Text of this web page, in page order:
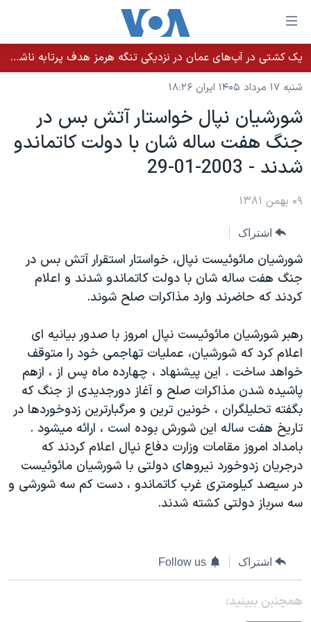
لینکهای
قابل
دسترسی
جهش
محتوای
اصلی
جهش
به
صفحه
جهش
جستجو
خانه
نسخه سبک وب‌سایت
موضوع ها
ایران
آمریکا
جهان
ویژه برنامه‌ها
ویدیوها
حقوق شهروندی
اقتصادی
علم و فناوری
اسرائیل در جنگ
گالری عکس
آرشیو پخش زنده
برنامه های تلویزیونی
جدول برنامه ها
صفحه‌های ویژه
۲۵۰سالگی آمریکا
بایگانی برنامه‌های تلویزیونی
انتخابات ریاست جمهوری آمریکا ۲۰۲۴
حمله جمهوری اسلامی به اسرائیل
رمز مهسا
ورزش زنان در ایران
اعتراضات زن، زندگی، آزادی
مجموعه مستندهای دادخواهی
تریبونال مردمی آبان ۹۸
اعتراضات مردمی آبان ۹۸
فرکانس‌های صدای آمریکا
یادگیری زبان انگلیسی
زبانهای مختلف
یک کشتی در آب‌های عمان در نزدیکی تنگه هرمز هدف پرتابه ناشناس قرار گرفت
شنبه ۱۷ مرداد ۱۴۰۵ ایران ۱۸:۲۶
شورشيان نپال خواستار آتش بس در
جنگ هفت ساله شان با دولت کاتماندو
شدند - 2003-01-29
۰۹ بهمن ۱۳۸۱
اشتراک
شورشيان مائوئيست نپال، خواستار استقرار آتش بس در
جنگ هفت ساله شان با دولت کاتماندو شدند و اعلام
کردند که حاضرند وارد مذاکرات صلح شوند.
رهبر شورشيان مائوئيست نپال امروز با صدور بيانيه ای
اعلام کرد که شورشيان، عمليات تهاجمی خود را متوقف
خواهد ساخت . اين پيشنهاد ، چهارده ماه پس از ، ازهم
پاشيده شدن مذاکرات صلح و آغاز دورجديدی از جنگ که
بگفته تحليلگران ، خونين ترين و مرگبارترين زدوخوردها در
تاريخ هفت ساله اين شورش بوده است ، ارائه ميشود .
بامداد امروز مقامات وزارت دفاع نپال اعلام کردند که
درجريان زدوخورد نيروهای دولتی با شورشيان مائوئيست
در سيصد کيلومتری غرب کاتماندو ، دست کم سه شورشی و
سه سرباز دولتی کشته شدند.
اشتراک Follow us
همچنبن ببینید: